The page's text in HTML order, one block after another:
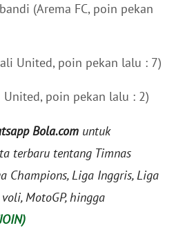
(Arema FC, poin pekan
United, poin pekan lalu : 7)
poin pekan lalu : 2)
Bola.com untuk
terbaru tentang Timnas
Champions, Liga Inggris, Liga
MotoGP, hingga